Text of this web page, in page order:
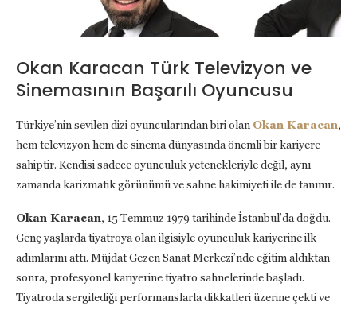
Okan Karacan Türk Televizyon ve
Sinemasının Başarılı Oyuncusu
Türkiye’nin sevilen dizi oyuncularından biri olan Okan Karacan,
hem televizyon hem de sinema dünyasında önemli bir kariyere
sahiptir. Kendisi sadece oyunculuk yetenekleriyle değil, aynı
zamanda karizmatik görünümü ve sahne hakimiyeti ile de tanınır.
Okan Karacan, 15 Temmuz 1979 tarihinde İstanbul’da doğdu.
Genç yaşlarda tiyatroya olan ilgisiyle oyunculuk kariyerine ilk
adımlarını attı. Müjdat Gezen Sanat Merkezi’nde eğitim aldıktan
sonra, profesyonel kariyerine tiyatro sahnelerinde başladı.
Tiyatroda sergilediği performanslarla dikkatleri üzerine çekti ve